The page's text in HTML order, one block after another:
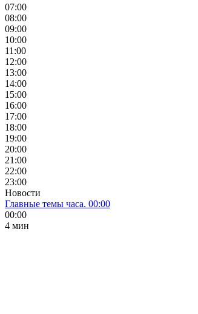
07:00
08:00
09:00
10:00
11:00
12:00
13:00
14:00
15:00
16:00
17:00
18:00
19:00
20:00
21:00
22:00
23:00
Новости
Главные темы часа. 00:00
00:00
4 мин